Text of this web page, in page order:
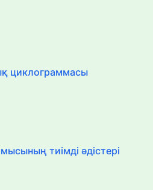
циклограммасы
тиімді әдістері